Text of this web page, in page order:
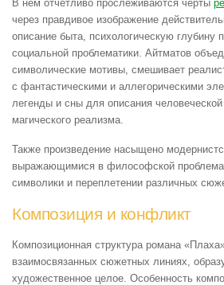
В нем отчётливо прослеживаются черты
через правдивое изображение
описание быта, психологическую глубину
социальной проблематики. Айтматов
символические мотивы, смешивает
с фантастическими и аллегорическими
легенды и сны для описания
магического реализма.
Также произведение насыщено
выражающимися в философской
символики и переплетении различных
Композиция и конфликт
Композиционная структура романа
взаимосвязанных сюжетных линиях,
художественное целое. Особенность